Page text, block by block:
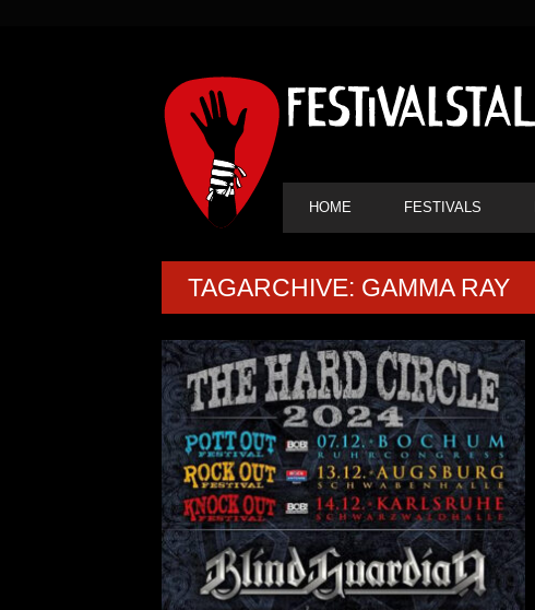
HAUPT-
NAVIGATION
HOME FESTIVALS
TAGARCHIVE: GAMMA RAY